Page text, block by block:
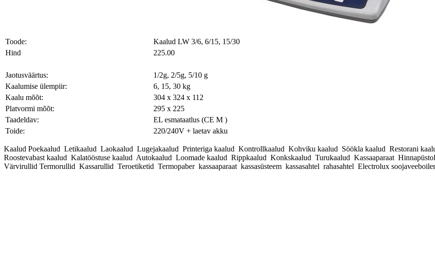
Toode:
Kaalud LW 3/6, 6/15, 15/30
Hind
225.00
Jaotusväärtus:
1/2g, 2/5g, 5/10 g
Kaalumise ülempiir:
6, 15, 30 kg
Kaalu mõõt:
304 x 324 x 112
Platvormi mõõt:
295 x 225
Taadeldav:
EL esmataatlus (CE M )
Toide:
220/240V + laetav akku
Kaalud Poekaalud Letikaalud Laokaalud Lugejakaalud Printeriga kaalud Kontrollkaalud Kohviku kaalud Söökla kaalud Restorani
Roostevabast kaalud Kalatööstuse kaalud Autokaalud Loomade kaalud Rippkaalud Konkskaalud Turukaalud Kassaaparaat
Värvirullid Termorullid Kassarullid Teroetiketid Termopaber kassaaparaat kassasüsteem kassasahtel rahasahtel Electrolux